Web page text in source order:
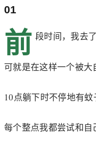
01
前 段时间，我去
可就是在这样一个被大
10点躺下时不停地有
每个整点我都尝试和